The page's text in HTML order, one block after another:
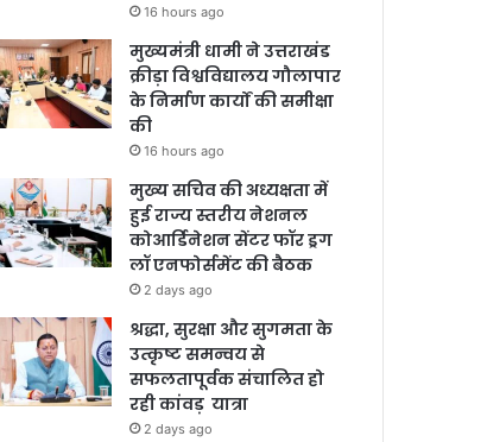
16 hours ago
मुख्यमंत्री धामी ने उत्तराखंड
क्रीड़ा विश्वविद्यालय गौलापार
के निर्माण कार्यों की समीक्षा
की
16 hours ago
मुख्य सचिव की अध्यक्षता में
हुई राज्य स्तरीय नेशनल
कोआर्डिनेशन सेंटर फॉर ड्रग
लॉ एनफोर्समेंट की बैठक
2 days ago
श्रद्धा, सुरक्षा और सुगमता के
उत्कृष्ट समन्वय से
सफलतापूर्वक संचालित हो
रही कांवड़ यात्रा
2 days ago